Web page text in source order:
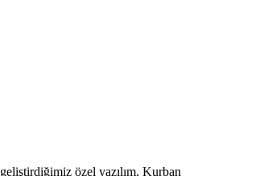
özel yazılım, Kurban